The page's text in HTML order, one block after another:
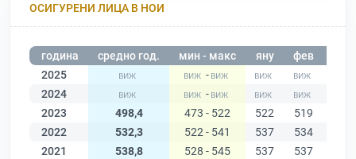
ОСИГУРЕНИ ЛИЦА В НОИ
година средно год. мин - макс яну фев
2025
-
2024
-
2023
498,4 473 - 522 522 519
2022
532,3 522 - 541 537 534
2021
538,8 528 - 545 537 537